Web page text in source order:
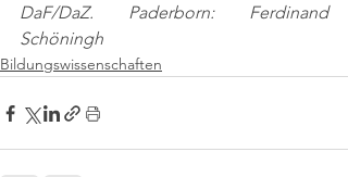
DaF/DaZ. Paderborn: Ferdinand
Schöningh
Bildungswissenschaften